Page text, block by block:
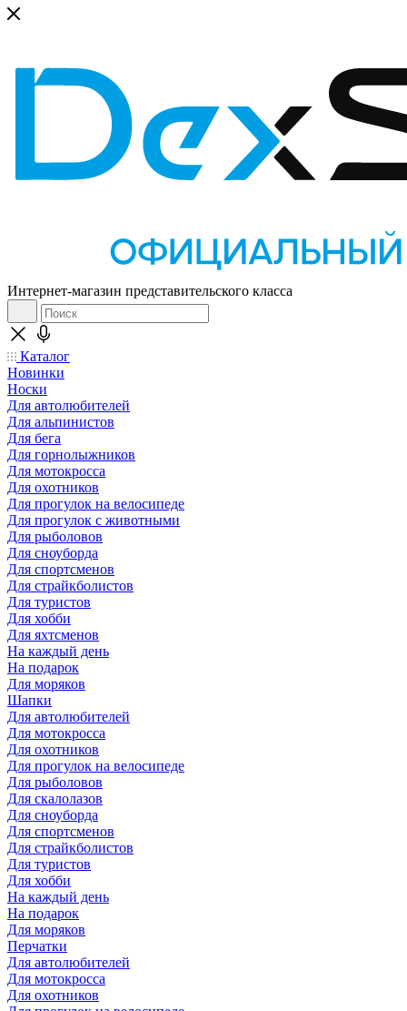
Интернет-магазин представительского класса
Каталог
Новинки
Носки
Для автолюбителей
Для альпинистов
Для бега
Для горнолыжников
Для мотокросса
Для охотников
Для прогулок на велосипеде
Для прогулок с животными
Для рыболовов
Для сноуборда
Для спортсменов
Для страйкболистов
Для туристов
Для хобби
Для яхтсменов
На каждый день
На подарок
Для моряков
Шапки
Для автолюбителей
Для мотокросса
Для охотников
Для прогулок на велосипеде
Для рыболовов
Для скалолазов
Для сноуборда
Для спортсменов
Для страйкболистов
Для туристов
Для хобби
На каждый день
На подарок
Для моряков
Перчатки
Для автолюбителей
Для мотокросса
Для охотников